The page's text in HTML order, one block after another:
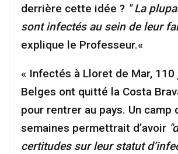
derrière cette idée ? " La
sont infectés au sein de leur
explique le Professeur.«
« Infectés à Lloret de Mar, 110
Belges ont quitté la Costa
pour rentrer au pays. Un camp
semaines permettrait d’avoir
certitudes sur leur statut